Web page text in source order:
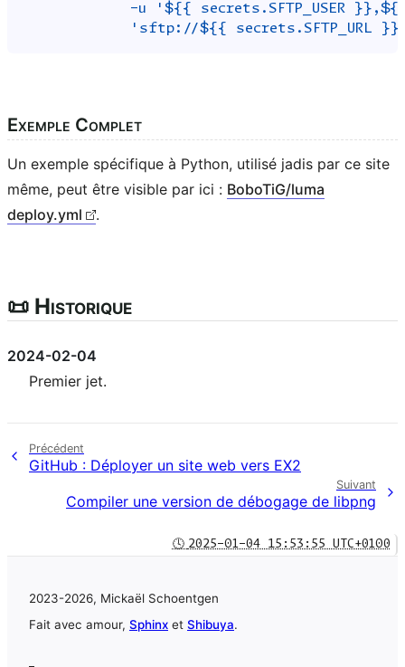
-u '${{ secrets.SFTP_USER }},${{
'sftp://${{ secrets.SFTP_URL
Exemple Complet
Un exemple spécifique à Python, utilisé jadis par ce site
même, peut être visible par ici : BoboTiG/luma
deploy.yml
.
📜 Historique
2024-02-04
Premier jet.
Précédent
GitHub : Déployer un site web vers EX2
Suivant
Compiler une version de débogage de libpng
🕓 2025-01-04 15:53:55 UTC+0100
2023-2026, Mickaël Schoentgen
Fait avec amour, Sphinx et Shibuya.